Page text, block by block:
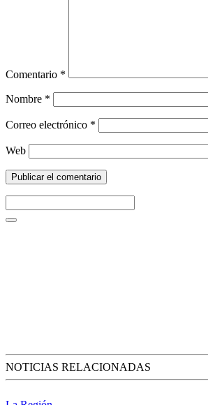
Comentario *
Nombre *
Correo electrónico *
Web
NOTICIAS RELACIONADAS